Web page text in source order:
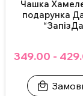
Обирайте
головне у будь-
унікальні товари
близьких.
Чашка
подарунка
349.00 -